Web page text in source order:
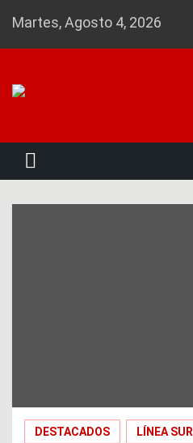
Martes, Agosto 4, 2026
DESTACADOS LÍNEA SUR